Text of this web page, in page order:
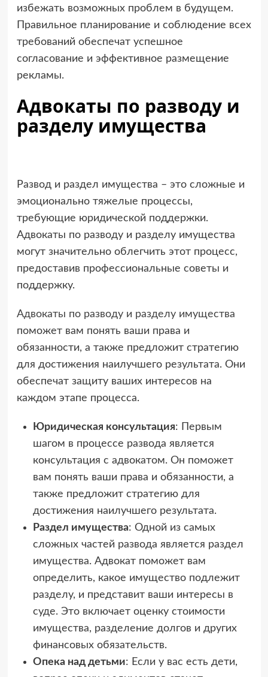
избежать возможных проблем в будущем.
Правильное планирование и соблюдение всех
требований обеспечат успешное
согласование и эффективное размещение
рекламы.
Адвокаты по разводу и
разделу имущества
Развод и раздел имущества – это сложные и
эмоционально тяжелые процессы,
требующие юридической поддержки.
Адвокаты по разводу и разделу имущества
могут значительно облегчить этот процесс,
предоставив профессиональные советы и
поддержку.
Адвокаты по разводу и разделу имущества
поможет вам понять ваши права и
обязанности, а также предложит стратегию
для достижения наилучшего результата. Они
обеспечат защиту ваших интересов на
каждом этапе процесса.
Юридическая консультация: Первым
шагом в процессе развода является
консультация с адвокатом. Он поможет
вам понять ваши права и обязанности, а
также предложит стратегию для
достижения наилучшего результата.
Раздел имущества: Одной из самых
сложных частей развода является раздел
имущества. Адвокат поможет вам
определить, какое имущество подлежит
разделу, и представит ваши интересы в
суде. Это включает оценку стоимости
имущества, разделение долгов и других
финансовых обязательств.
Опека над детьми: Если у вас есть дети,